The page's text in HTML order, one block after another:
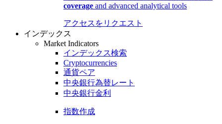
coverage and advanced analytical tools
アクセスをリクエスト
インデックス
Market Indicators
インデックス検索
Cryptocurrencies
通貨ペア
中央銀行為替レート
中央銀行金利
指数作成